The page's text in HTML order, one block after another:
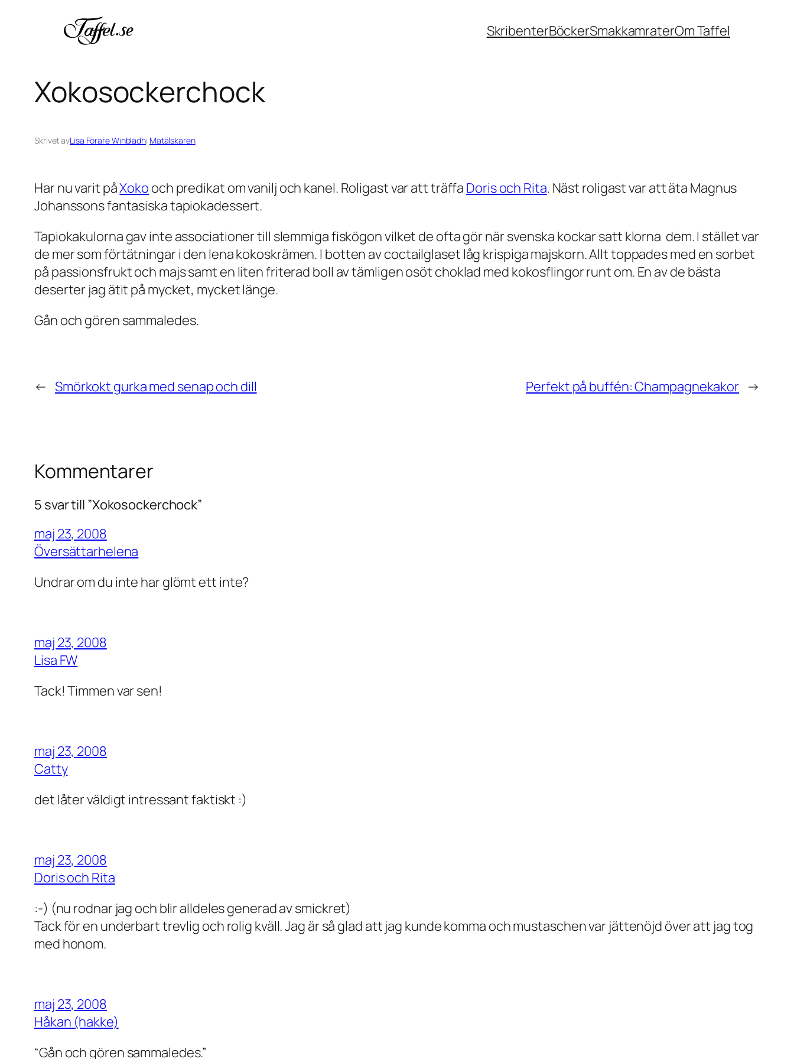
SkribenterBöckerSmakkamraterOm Taffel
Xokosockerchock
Skrivet avLisa Förare Winbladhi Matälskaren
Har nu varit påXoko och predikat om vanilj och kanel. Roligast var att träffa Doris och Rita. Näst roligast var att äta Magnus
Johanssons fantasiska tapiokadessert.
Tapiokakulorna gav inte associationer till slemmiga fiskögon vilket de ofta gör när svenska kockar satt klorna dem. I stället var
de mer som förtätningar i den lena kokoskrämen. I botten av coctailglaset låg krispiga majskorn. Allt toppades med en sorbet
på passionsfrukt och majs samt en liten friterad boll av tämligen osöt choklad med kokosflingor runt om. En av de bästa
deserter jag ätit på mycket, mycket länge.
Gån och gören sammaledes.
← Smörkokt gurka med senap och dill Perfekt på buffén: Champagnekakor →
Kommentarer
5 svar till ”Xokosockerchock”
maj 23, 2008
Översättarhelena
Undrar om du inte har glömt ett inte?
maj 23, 2008
Lisa FW
Tack! Timmen var sen!
maj 23, 2008
Catty
det låter väldigt intressant faktiskt :)
maj 23, 2008
Doris och Rita
:-) (nu rodnar jag och blir alldeles generad av smickret)
Tack för en underbart trevlig och rolig kväll. Jag är så glad att jag kunde komma och mustaschen var jättenöjd över att jag tog
med honom.
maj 23, 2008
Håkan (hakke)
“Gån och gören sammaledes.”